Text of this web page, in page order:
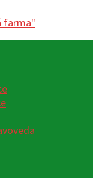
farma"